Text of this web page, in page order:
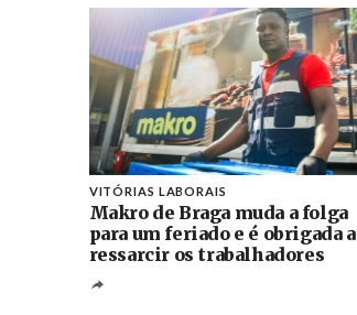
VITÓRIAS LABORAIS
Makro de Braga muda a folga
para um feriado e é obrigada a
ressarcir os trabalhadores